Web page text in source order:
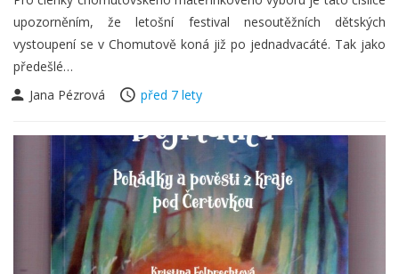
upozorněním, že letošní festival nesoutěžních dětských
vystoupení se v Chomutově koná již po jednadvacáté. Tak jako
předešlé…
Jana Pézrová
před 7 lety